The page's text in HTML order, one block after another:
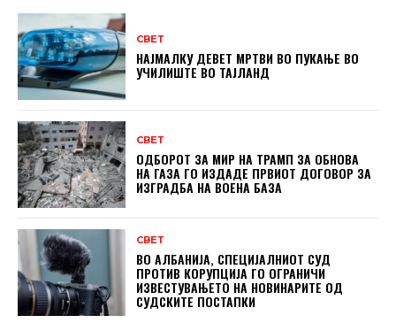
СВЕТ
НАЈМАЛКУ ДЕВЕТ МРТВИ ВО ПУКАЊЕ ВО
УЧИЛИШТЕ ВО ТАЈЛАНД
СВЕТ
ОДБОРОТ ЗА МИР НА ТРАМП ЗА ОБНОВА
НА ГАЗА ГО ИЗДАДЕ ПРВИОТ ДОГОВОР ЗА
ИЗГРАДБА НА ВОЕНА БАЗА
СВЕТ
ВО АЛБАНИЈА, СПЕЦИЈАЛНИОТ СУД
ПРОТИВ КОРУПЦИЈА ГО ОГРАНИЧИ
ИЗВЕСТУВАЊЕТО НА НОВИНАРИТЕ ОД
СУДСКИТЕ ПОСТАПКИ